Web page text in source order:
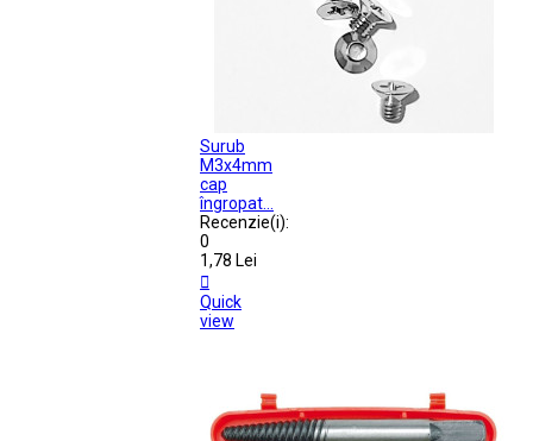
Surub
M3x4mm
cap
îngropat...
Recenzie(i):
0
1,78 Lei

Quick
view